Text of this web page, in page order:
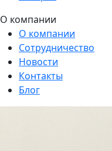
О компании
О компании
Сотрудничество
Новости
Контакты
Блог